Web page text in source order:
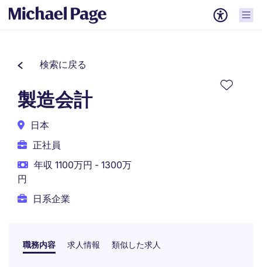
検索に戻る
製造会計
日本
正社員
年収 1100万円 - 1300万
円
日系企業
職務内容 求人情報 類似した求人